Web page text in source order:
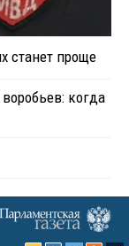
станет проще
когда